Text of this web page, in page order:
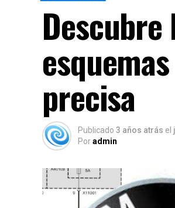
precisa
Publicado 3 años atrás el
Poradmin